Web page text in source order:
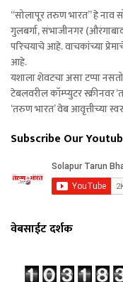
“सोलापूर तरुण भारत” हे नाव
गुलबर्गा, संभाजीनगर (औरंगाबाद
परिचयाचे आहे. वाचकांच्या
आहे.
यशाला शेवटचा असा टप्पा
टेबलवरील कॉम्प्युटर स्क्रीनवर
‘तरुण भारत’ वेब आवृत्तीच्या
Subscribe Our
वेबसाईट दर्शक